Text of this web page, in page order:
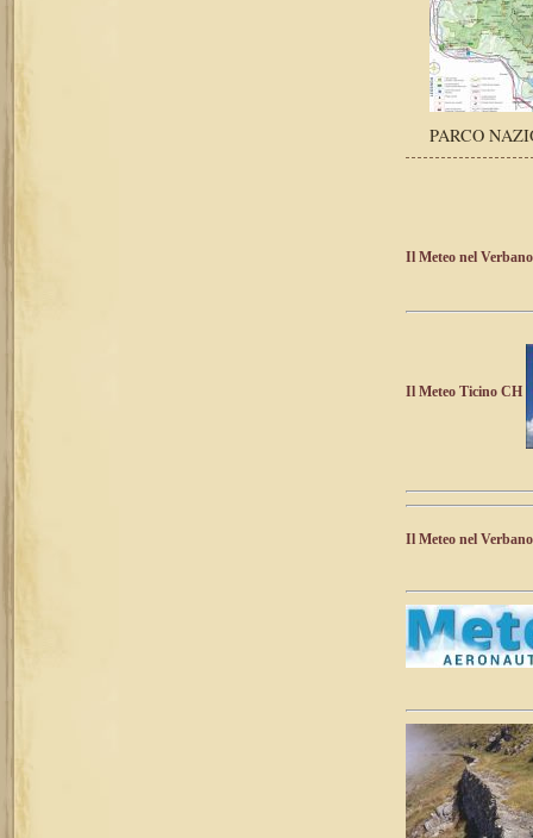
PARCO
Il Meteo nel Verbano
Il Meteo Ticino CH
Il Meteo nel Verbano